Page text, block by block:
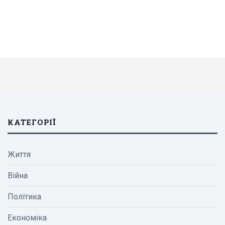
КАТЕГОРІЇ
Життя
Війна
Політика
Економіка